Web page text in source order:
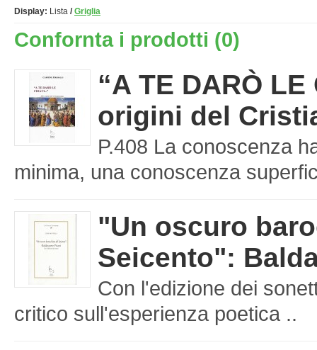
Display: Lista / Griglia
Confornta i prodotti (0)
“A TE DARÒ LE
origini del
P.408 La conoscenza
minima, una conoscenza
"Un oscuro
Seicento":
Con l'edizione dei
critico sull'esperienza poetica ..